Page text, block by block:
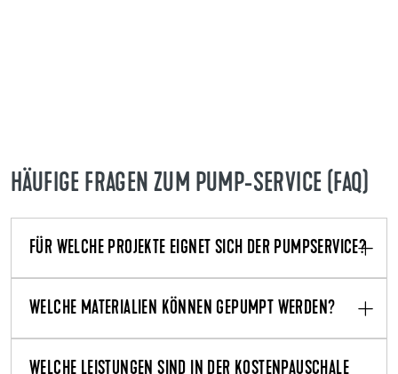
HÄUFIGE FRAGEN ZUM PUMP-SERVICE (FAQ)
FÜR WELCHE PROJEKTE EIGNET SICH DER PUMPSERVICE?
WELCHE MATERIALIEN KÖNNEN GEPUMPT WERDEN?
WELCHE LEISTUNGEN SIND IN DER KOSTENPAUSCHALE